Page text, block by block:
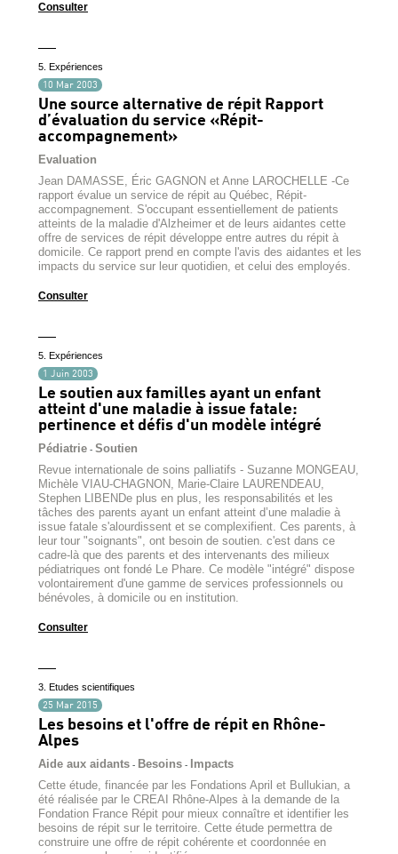
Consulter
5. Expériences
10 Mar 2003
Une source alternative de répit Rapport
d’évaluation du service «Répit-
accompagnement»
Evaluation
Jean DAMASSE, Éric GAGNON et Anne LAROCHELLE -Ce
rapport évalue un service de répit au Québec, Répit-
accompagnement. S'occupant essentiellement de patients
atteints de la maladie d'Alzheimer et de leurs aidantes cette
offre de services de répit développe entre autres du répit à
domicile. Ce rapport prend en compte l'avis des aidantes et les
impacts du service sur leur quotidien, et celui des employés.
Consulter
5. Expériences
1 Juin 2003
Le soutien aux familles ayant un enfant
atteint d'une maladie à issue fatale:
pertinence et défis d'un modèle intégré
Pédiatrie -Soutien
Revue internationale de soins palliatifs - Suzanne MONGEAU,
Michèle VIAU-CHAGNON, Marie-Claire LAURENDEAU,
Stephen LIBENDe plus en plus, les responsabilités et les
tâches des parents ayant un enfant atteint d’une maladie à
issue fatale s'alourdissent et se complexifient. Ces parents, à
leur tour "soignants", ont besoin de soutien. c'est dans ce
cadre-là que des parents et des intervenants des milieux
pédiatriques ont fondé Le Phare. Ce modèle "intégré" dispose
volontairement d'une gamme de services professionnels ou
bénévoles, à domicile ou en institution.
Consulter
3. Etudes scientifiques
25 Mar 2015
Les besoins et l'offre de répit en Rhône-
Alpes
Aide aux aidants - Besoins -
Impacts
Cette étude, financée par les Fondations April et Bullukian, a
été réalisée par le CREAI Rhône-Alpes à la demande de la
Fondation France Répit pour mieux connaître et identifier les
besoins de répit sur le territoire. Cette étude permettra de
construire une offre de répit cohérente et coordonnée en